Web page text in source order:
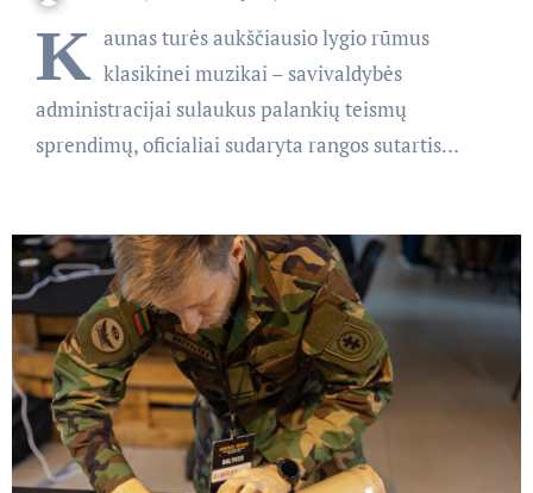
K aunas turės aukščiausio lygio rūmus
klasikinei muzikai – savivaldybės
administracijai sulaukus palankių teismų
sprendimų, oficialiai sudaryta rangos sutartis…